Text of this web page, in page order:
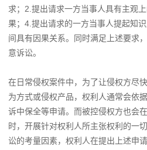
求；2.提出请求一方当事人具有主观
果；4.提出请求的一方当事人提起知
间具有因果关系。同时满足上述要求
意诉讼。
在日常侵权案件中，为了让侵权方尽
为方式或侵权产品，权利人通常会依
诉中保全等申请。而被控侵权方也会
时，开展针对权利人所主张权利的一
讼的考量因素，权利人在提出上述申